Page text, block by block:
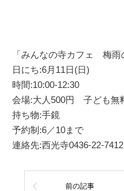
「みんなの寺カフェ 梅雨
日にち:6月11日(日)
時間:10:00-12:30
会場:大人500円 子ども無
持ち物:手鏡
予約制:6／10まで
連絡先:西光寺0436-22-7412
前の記事